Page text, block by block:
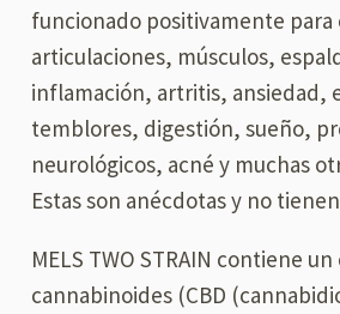
funcionado positivamente para
articulaciones, músculos,
inflamación, artritis, ansiedad,
temblores, digestión, sueño,
neurológicos, acné y muchas
Estas son anécdotas y no
MELS TWO STRAIN contiene
cannabinoides (CBD